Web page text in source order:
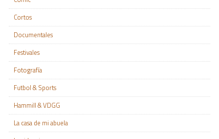
Cortos
Documentales
Festivales
Fotografía
Futbol & Sports
Hammill & VDGG
La casa de mi abuela